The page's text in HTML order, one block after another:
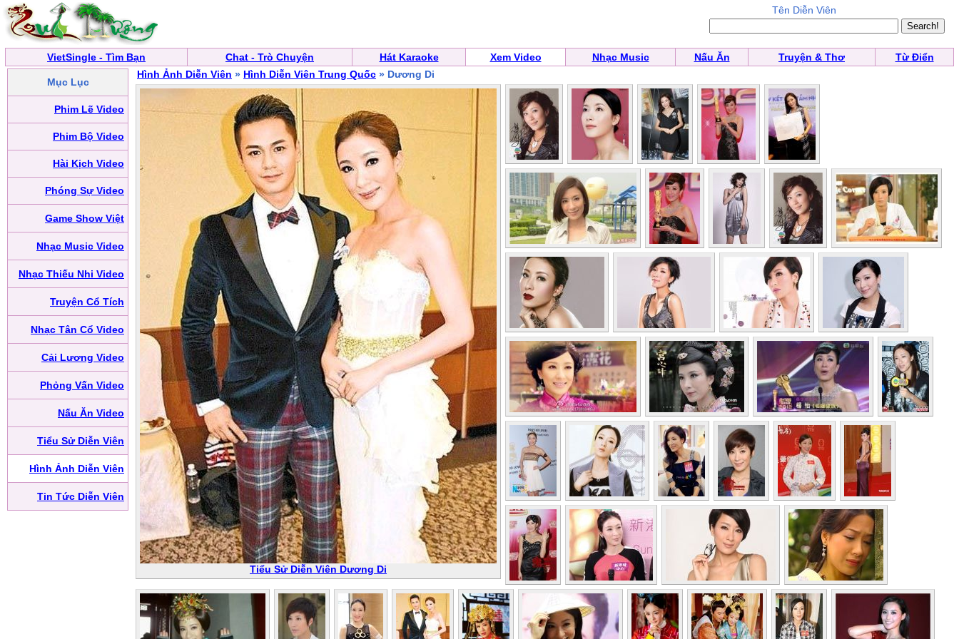
Tên Diễn Viên
VietSingle - Tìm Bạn Chat - Trò Chuyện Hát Karaoke Xem Video Nhạc Music Nấu Ăn Truyện & Thơ Từ Điển
Mục Lục
Phim Lẽ Video
Phim Bộ Video
Hài Kịch Video
Phóng Sự Video
Game Show Việt
Nhạc Music Video
Nhạc Thiếu Nhi Video
Truyện Cổ Tích
Nhạc Tân Cổ Video
Cải Lương Video
Phỏng Vấn Video
Nấu Ăn Video
Tiểu Sử Diễn Viên
Hình Ảnh Diễn Viên
Tin Tức Diễn Viên
Hình Ảnh Diễn Viên » Hình Diễn Viên Trung Quốc » Dương Di
Tiểu Sử Diễn Viên Dương Di